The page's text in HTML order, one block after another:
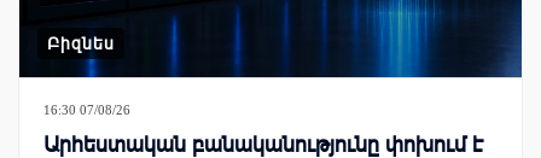
Բիզնես
16:30 07/08/26
Արհեստական բանականությունը փոխում է